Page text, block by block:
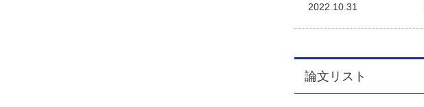
2022.10.31
論文リスト